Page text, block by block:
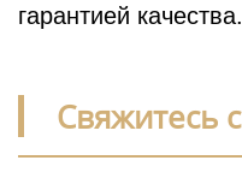
гарантией качества.
Свяжитесь